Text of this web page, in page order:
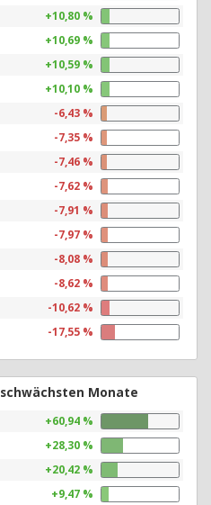
+10,80 %
+10,69 %
+10,59 %
+10,10 %
-6,43 %
-7,35 %
-7,46 %
-7,62 %
-7,91 %
-7,97 %
-8,08 %
-8,62 %
-10,62 %
-17,55 %
Monate
+60,94 %
+28,30 %
+20,42 %
+9,47 %